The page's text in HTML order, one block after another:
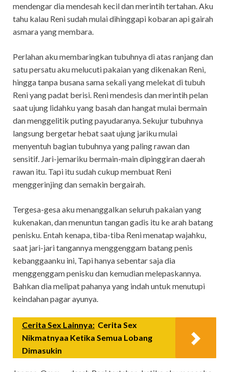
mendengar dia mendesah kecil dan merintih tertahan. Aku
tahu kalau Reni sudah mulai dihinggapi kobaran api gairah
asmara yang membara.
Perlahan aku membaringkan tubuhnya di atas ranjang dan
satu persatu aku melucuti pakaian yang dikenakan Reni,
hingga tanpa busana sama sekali yang melekat di tubuh
Reni yang padat berisi. Reni mendesis dan merintih pelan
saat ujung lidahku yang basah dan hangat mulai bermain
dan menggelitik puting payudaranya. Sekujur tubuhnya
langsung bergetar hebat saat ujung jariku mulai
menyentuh bagian tubuhnya yang paling rawan dan
sensitif. Jari-jemariku bermain-main dipinggiran daerah
rawan itu. Tapi itu sudah cukup membuat Reni
menggerinjing dan semakin bergairah.
Tergesa-gesa aku menanggalkan seluruh pakaian yang
kukenakan, dan menuntun tangan gadis itu ke arah batang
penisku. Entah kenapa, tiba-tiba Reni menatap wajahku,
saat jari-jari tangannya menggenggam batang penis
kebanggaanku ini, Tapi hanya sebentar saja dia
menggenggam penisku dan kemudian melepaskannya.
Bahkan dia melipat pahanya yang indah untuk menutupi
keindahan pagar ayunya.
Cerita Sex Lainnya: Cerita Sex
Nikmatnyaa Ketika Semua Lobang
Dimasukin